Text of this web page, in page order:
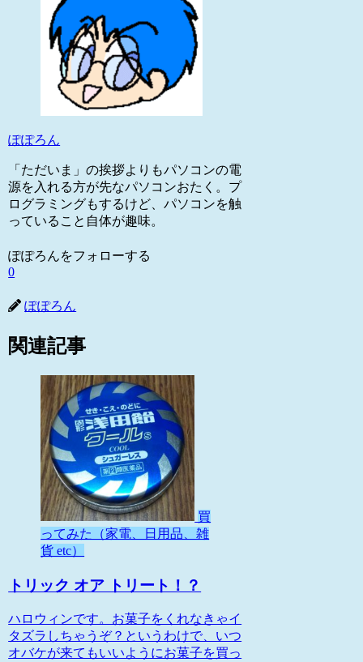
ぽぽろん
「ただいま」の挨拶よりもパソコンの電
源を入れる方が先なパソコンおたく。プ
ログラミングもするけど、パソコンを触
っていること自体が趣味。
ぽぽろんをフォローする
0
ぽぽろん
関連記事
買
ってみた（家電、日用品、雑
貨 etc）
トリック オア トリート！？
ハロウィンです。お菓子をくれなきゃイ
タズラしちゃうぞ？というわけで、いつ
オバケが来てもいいようにお菓子を買っ